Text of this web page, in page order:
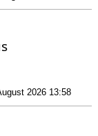
2026 13:58